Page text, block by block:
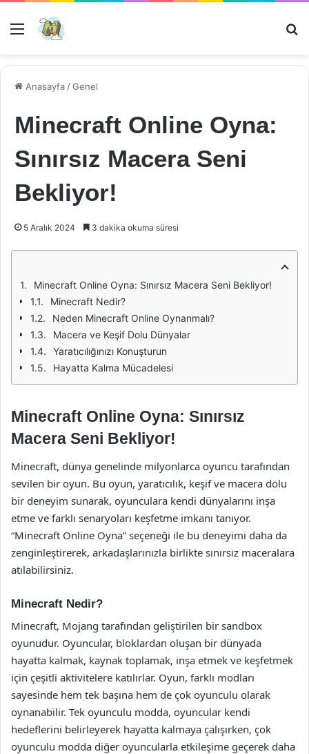
Menü
Anasayfa /Genel
Minecraft Online Oyna:
Sınırsız Macera Seni
Bekliyor!
5 Aralık 2024 3 dakika okuma süresi
Minecraft Online Oyna: Sınırsız Macera Seni Bekliyor!
Minecraft Nedir?
Neden Minecraft Online Oynanmalı?
Macera ve Keşif Dolu Dünyalar
Yaratıcılığınızı Konuşturun
Hayatta Kalma Mücadelesi
Minecraft Online Oyna: Sınırsız
Macera Seni Bekliyor!
Minecraft, dünya genelinde milyonlarca oyuncu tarafından
sevilen bir oyun. Bu oyun, yaratıcılık, keşif ve macera dolu
bir deneyim sunarak, oyunculara kendi dünyalarını inşa
etme ve farklı senaryoları keşfetme imkanı tanıyor.
“Minecraft Online Oyna” seçeneği ile bu deneyimi daha da
zenginleştirerek, arkadaşlarınızla birlikte sınırsız maceralara
atılabilirsiniz.
Minecraft Nedir?
Minecraft, Mojang tarafından geliştirilen bir sandbox
oyunudur. Oyuncular, bloklardan oluşan bir dünyada
hayatta kalmak, kaynak toplamak, inşa etmek ve keşfetmek
için çeşitli aktivitelere katılırlar. Oyun, farklı modları
sayesinde hem tek başına hem de çok oyunculu olarak
oynanabilir. Tek oyunculu modda, oyuncular kendi
hedeflerini belirleyerek hayatta kalmaya çalışırken, çok
oyunculu modda diğer oyuncularla etkileşime geçerek daha